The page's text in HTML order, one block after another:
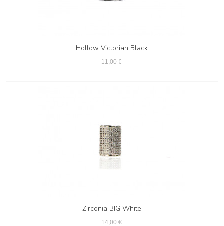
Hollow Victorian Black
11,00 €
Zirconia BIG White
14,00 €